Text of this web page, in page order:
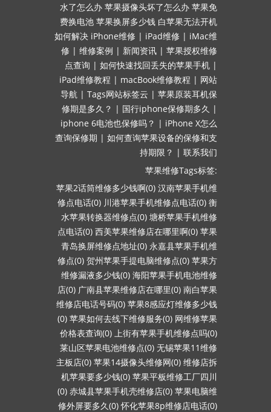
水了怎么办 苹果摄像头坏了怎么办 苹果免
费换电池 苹果换屏多少钱 白苹果无法开机
如何解决 iPhone维修 | iPad维修 | iMac维
修 | 维修案例 | 新闻资讯 | 苹果授权维修
点查询 | 如何快速找回丢失的苹果手机 |
iPad维修教程 | macBook维修教程 | 网站
导航 | Tags网站标签云 | 苹果原装耳机保
修期是多久？ | 国行iphone保修期多久 |
iphone 6电池也保修吗？ | iPhone X怎么
查询保修期 | 如何查询苹果设备的保修和支
持期限？ | 联系我们
苹果维修Tags标签:
苹果2话筒维修多少钱啊(0) 汉南苹果手机维
修点电话(0) 川港苹果手机维修点电话(0) 衡
水苹果转换器维修点(0) 塘桥苹果手机维修
点电话(0) 西美苹果维修店在哪里啊(0) 苹果
青岛换屏维修点地址(0) 永嘉县苹果手机维
修点(0) 贺州苹果手提电脑维修点(0) 苹果方
维修漏液多少钱(0) 海阳苹果手机电池维修
店(0) 广南县苹果维修店在哪里(0) 南白苹果
维修店电话号码(0) 苹果8感应灯维修多少钱
(0) 苹果如何去线下维修服务(0) 网维修苹果
价格表查询(0) 上街有苹果手机维修点吗(0)
莱山区苹果电池维修点(0) 无锡苹果11维修
主板店(0) 苹果14摄像头维修网(0) 维修店拆
机苹果要多少钱(0) 苹果平板维修工厂四川
(0) 赤城县苹果手机壳维修店(0) 苹果电脑维
修外屏要多久(0) 怀化苹果8p维修店电话(0)